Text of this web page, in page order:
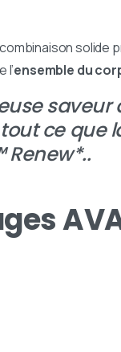
solide
ensemble du
saveur
ce que
Renew*..